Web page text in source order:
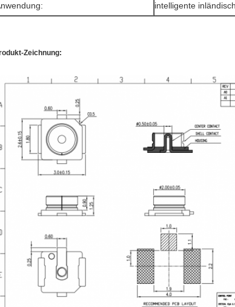
intelligente
Zeichnung: